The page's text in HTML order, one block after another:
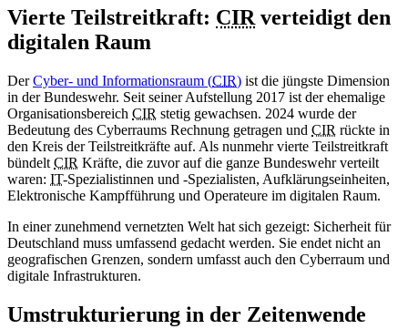
Vierte Teilstreitkraft: CIR verteidigt den
digitalen Raum
DerCyber- und Informationsraum (CIR) ist die jüngste Dimension
in der Bundeswehr. Seit seiner Aufstellung 2017 ist der ehemalige
Organisationsbereich CIR stetig gewachsen. 2024 wurde der
Bedeutung des Cyberraums Rechnung getragen und CIR rückte in
den Kreis der Teilstreitkräfte auf. Als nunmehr vierte Teilstreitkraft
bündelt CIR Kräfte, die zuvor auf die ganze Bundeswehr verteilt
waren: IT-Spezialistinnen und -Spezialisten, Aufklärungseinheiten,
Elektronische Kampfführung und Operateure im digitalen Raum.
In einer zunehmend vernetzten Welt hat sich gezeigt: Sicherheit für
Deutschland muss umfassend gedacht werden. Sie endet nicht an
geografischen Grenzen, sondern umfasst auch den Cyberraum und
digitale Infrastrukturen.
Umstrukturierung in der Zeitenwende